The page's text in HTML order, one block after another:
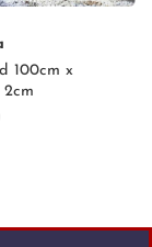
100cm x
2cm